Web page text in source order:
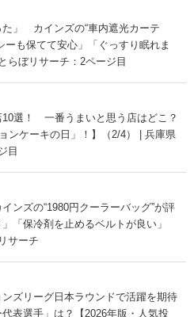
た」 カインズの“車内遮光カーテ
も保てて安心」「ぐっすり眠れま
らぼリサーチ：2ページ目
選！ 一番うまいと思う店はどこ？
ンケーキの日」！】（2/4） | 兵庫県
目
ンズの“1980円クーラーバッグ”が評
「保冷剤を止めるベルトが良い」
サーチ
ンズリーグ日本ラウンドで活躍を期待
表選手」は？【2026年版・人気投